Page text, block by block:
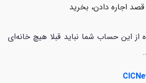
قصد اجاره دادن، بخرید
از این حساب شما نباید قبلا هیچ خانه‌ای